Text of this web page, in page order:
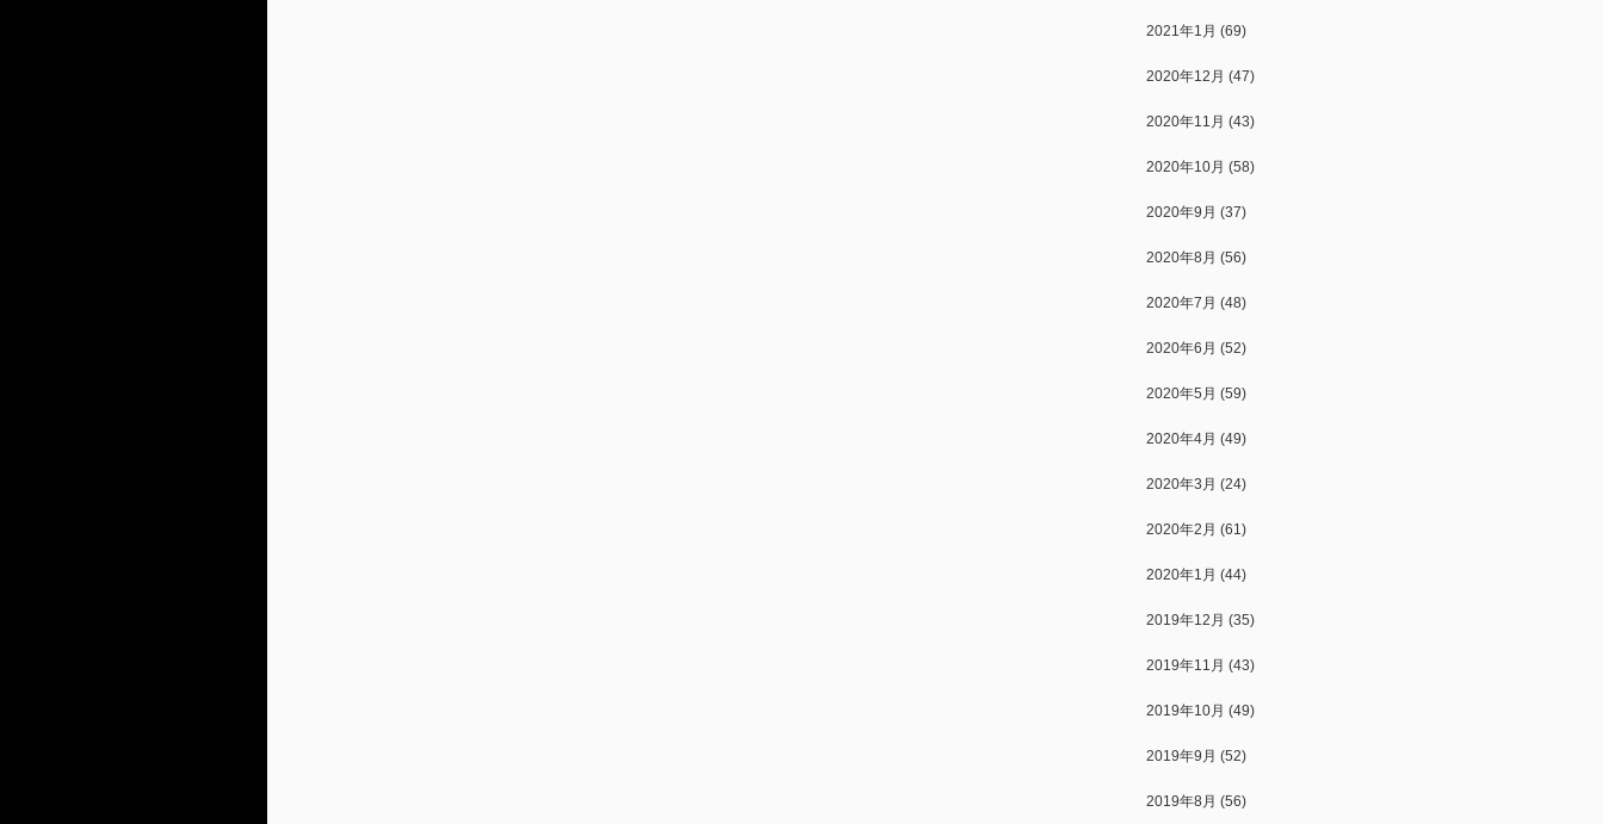
2021年1月 (69)
2020年12月 (47)
2020年11月 (43)
2020年10月 (58)
2020年9月 (37)
2020年8月 (56)
2020年7月 (48)
2020年6月 (52)
2020年5月 (59)
2020年4月 (49)
2020年3月 (24)
2020年2月 (61)
2020年1月 (44)
2019年12月 (35)
2019年11月 (43)
2019年10月 (49)
2019年9月 (52)
2019年8月 (56)